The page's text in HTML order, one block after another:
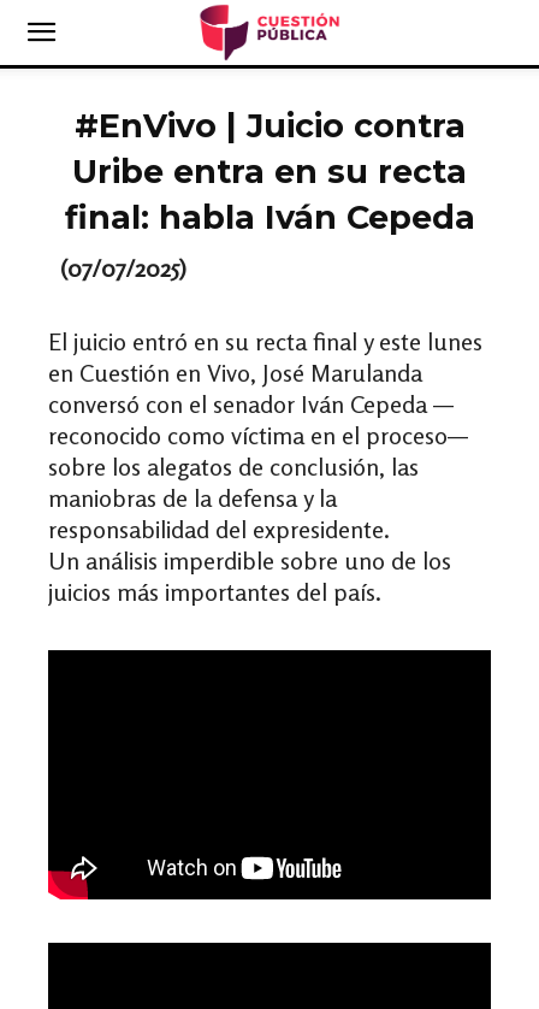
#EnVivo | Juicio contra
Uribe entra en su recta
final: habla Iván Cepeda
(07/07/2025)
El juicio entró en su recta final y este lunes
en Cuestión en Vivo, José Marulanda
conversó con el senador Iván Cepeda —
reconocido como víctima en el proceso—
sobre los alegatos de conclusión, las
maniobras de la defensa y la
responsabilidad del expresidente.
Un análisis imperdible sobre uno de los
juicios más importantes del país.